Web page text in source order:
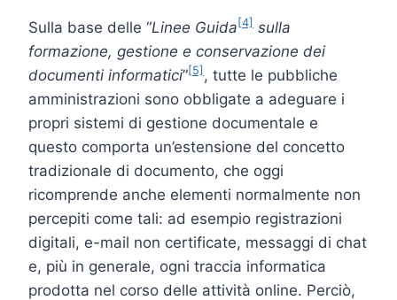
Sulla base delle “Linee Guida [4] sulla
formazione, gestione e conservazione dei
documenti informatici”[5] , tutte le pubbliche
amministrazioni sono obbligate a adeguare i
propri sistemi di gestione documentale e
questo comporta un’estensione del concetto
tradizionale di documento, che oggi
ricomprende anche elementi normalmente non
percepiti come tali: ad esempio registrazioni
digitali, e-mail non certificate, messaggi di chat
e, più in generale, ogni traccia informatica
prodotta nel corso delle attività online. Perciò,